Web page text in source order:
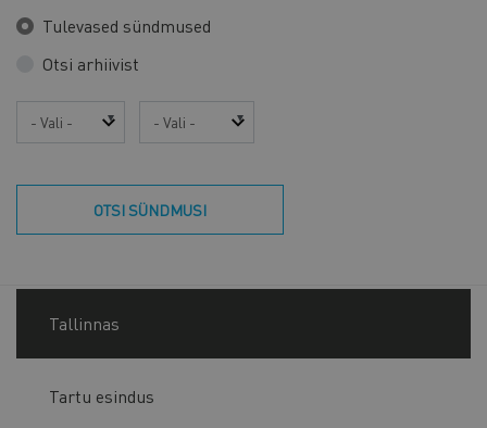
Tulevased sündmused
Otsi arhiivist
Aasta Kuu
OTSI SÜNDMUSI
Tallinnas
Tartu esindus